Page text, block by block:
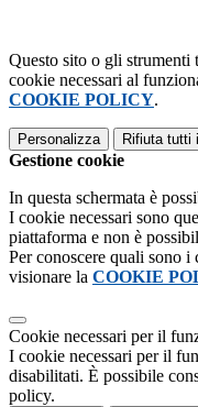
Questo sito o gli strumenti
cookie necessari al
COOKIE POLICY.
Personalizza Rifiuta tutti
Gestione cookie
In questa schermata è
I cookie necessari sono
piattaforma e non è
Per conoscere quali sono i
visionare la COOKIE
Cookie necessari per il
I cookie necessari per il
disabilitati. È possibile
policy.